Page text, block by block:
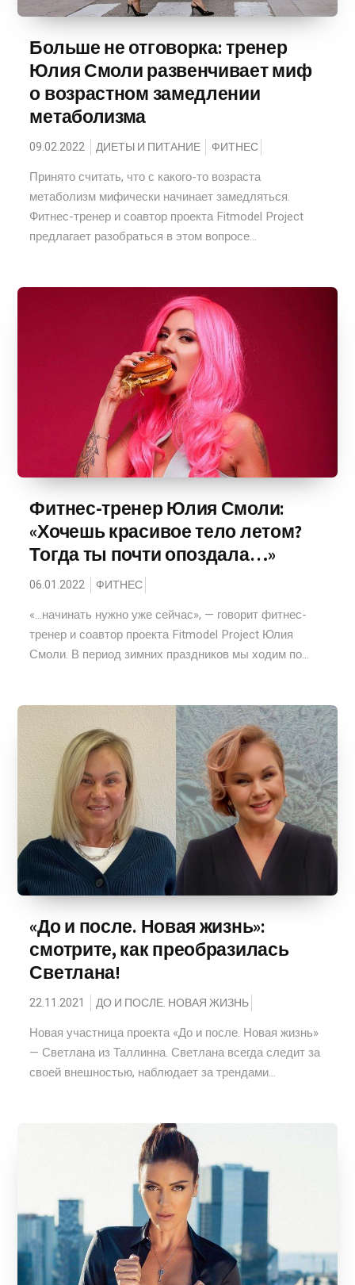
Больше не отговорка: тренер
Юлия Смоли развенчивает миф
о возрастном замедлении
метаболизма
09.02.2022 ДИЕТЫ И ПИТАНИЕ ФИТНЕС
Принято считать, что с какого-то возраста
метаболизм мифически начинает замедляться.
Фитнес-тренер и соавтор проекта Fitmodel Project
предлагает разобраться в этом вопросе...
Фитнес-тренер Юлия Смоли:
«Хочешь красивое тело летом?
Тогда ты почти опоздала…»
06.01.2022 ФИТНЕС
«...начинать нужно уже сейчас», — говорит фитнес-
тренер и соавтор проекта Fitmodel Project Юлия
Смоли. В период зимних праздников мы ходим по...
«До и после. Новая жизнь»:
смотрите, как преобразилась
Светлана!
22.11.2021 ДО И ПОСЛЕ. НОВАЯ ЖИЗНЬ
Новая участница проекта «До и после. Новая жизнь»
— Светлана из Таллинна. Светлана всегда следит за
своей внешностью, наблюдает за трендами...